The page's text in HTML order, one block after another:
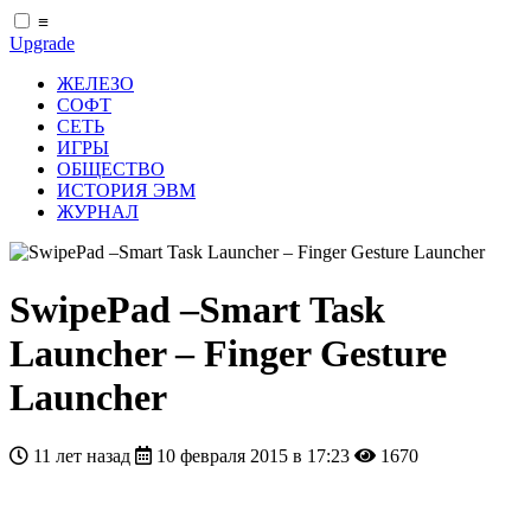
≡
Upgrade
ЖЕЛЕЗО
СОФТ
СЕТЬ
ИГРЫ
ОБЩЕСТВО
ИСТОРИЯ ЭВМ
ЖУРНАЛ
SwipePad –Smart Task
Launcher – Finger Gesture
Launcher
11 лет назад 10 февраля 2015 в 17:23 1670